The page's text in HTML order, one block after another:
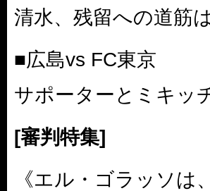
清水、残留への道筋
■広島vs FC東京
サポーターとミキッ
[審判特集]
《エル・ゴラッソは